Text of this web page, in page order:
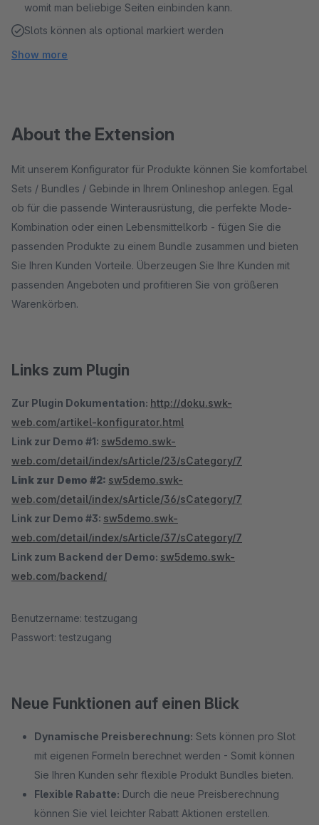
womit man beliebige Seiten einbinden kann.
Slots können als optional markiert werden
Show more
About the Extension
Mit unserem Konfigurator für Produkte können Sie komfortabel
Sets / Bundles / Gebinde in Ihrem Onlineshop anlegen. Egal
ob für die passende Winterausrüstung, die perfekte Mode-
Kombination oder einen Lebensmittelkorb - fügen Sie die
passenden Produkte zu einem Bundle zusammen und bieten
Sie Ihren Kunden Vorteile. Überzeugen Sie Ihre Kunden mit
passenden Angeboten und profitieren Sie von größeren
Warenkörben.
Links zum Plugin
Zur Plugin Dokumentation: http://doku.swk-
web.com/artikel-konfigurator.html
Link zur Demo #1: sw5demo.swk-
web.com/detail/index/sArticle/23/sCategory/7
Link zur Demo #2: sw5demo.swk-
web.com/detail/index/sArticle/36/sCategory/7
Link zur Demo #3: sw5demo.swk-
web.com/detail/index/sArticle/37/sCategory/7
Link zum Backend der Demo: sw5demo.swk-
web.com/backend/
Benutzername: testzugang
Passwort: testzugang
Neue Funktionen auf einen Blick
Dynamische Preisberechnung: Sets können pro Slot
mit eigenen Formeln berechnet werden - Somit können
Sie Ihren Kunden sehr flexible Produkt Bundles bieten.
Flexible Rabatte: Durch die neue Preisberechnung
können Sie viel leichter Rabatt Aktionen erstellen.